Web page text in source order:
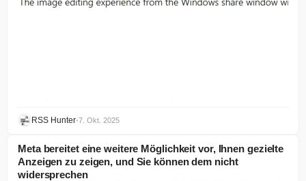
RSS Hunter•7. Okt. 2025
Meta bereitet eine weitere Möglichkeit vor, Ihnen gezielte
Anzeigen zu zeigen, und Sie können dem nicht
widersprechen